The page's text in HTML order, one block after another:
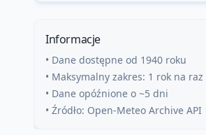
Informacje
• Dane dostępne od 1940 roku
• Maksymalny zakres: 1 rok na raz
• Dane opóźnione o ~5 dni
• Źródło: Open-Meteo Archive API